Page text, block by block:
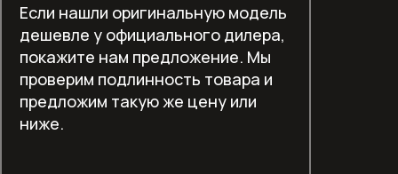
Стирально-сушильные машины
Стиральные машины
Стиральные машины с фронтальной
Если нашли оригинальную модель
дешевле у официального дилера,
покажите нам предложение. Мы
проверим подлинность товара и
предложим такую же цену или
ниже.